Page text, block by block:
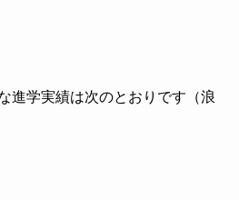
進学実績は次のとおりです（浪